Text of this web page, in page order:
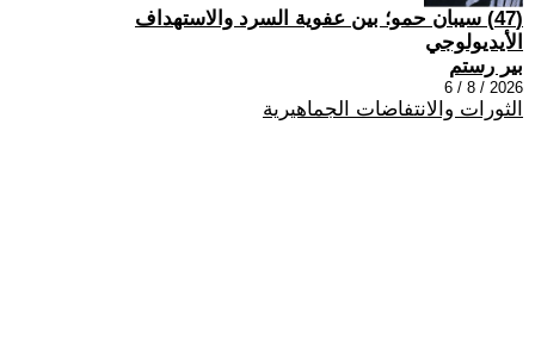
(47) سيبان حمو؛ بين عفوية السرد والاستهداف
الأيديولوجي
بير رستم
2026 / 8 / 6
الثورات والانتفاضات الجماهيرية